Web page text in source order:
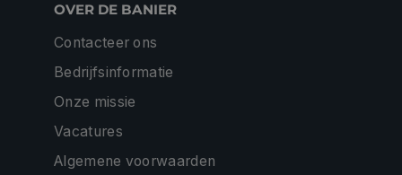
OVER DE BANIER
Contacteer ons
Bedrijfsinformatie
Onze missie
Vacatures
Algemene voorwaarden